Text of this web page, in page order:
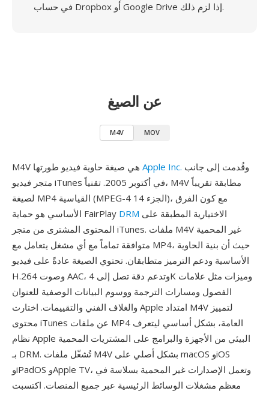
في حساب Dropbox أو Google Drive إذا لزم ذلك.
عن الصيغ
M4V MOV
Apple Inc.
متجر فيديو iTunes في أكتوبر 2005. تقنياً، M4V مطابقة تقريباً
لصيغة MP4 القياسية (MPEG-4 الجزء 14)، مع كون الفرق
الأساسي هو حماية FairPlay DRM
المحتوى المشترى من متجر iTunes. ملفات M4V غير المحمية
متوافقة تماماً مع أي مشغل يتعامل مع MP4، حيث أن بنية الحاوية
الأساسية ودعم الترميز متطابقان. تحتوي الصيغة عادةً على فيديو
H.264 وصوت AAC، وتدعم دقة تصل إلى 4K وميزات مثل علامات
الفصول ومسارات الترجمة ووسوم البيانات الوصفية للعنوان
والغلاف الفني والتقييمات. اختارت Apple امتداد M4V لتمييز
محتوى iTunes عن ملفات MP4 العامة، بشكل أساسي ليتعرف
نظام Apple البيئي من الأجهزة والبرامج على المشتريات المحمية
بـ DRM. تُشغّل ملفات M4V بشكل أصلي على macOS وiOS
وiPadOS وApple TV، وتعمل الإصدارات غير المحمية بسلاسة في
معظم مشغلات الوسائط الرئيسية عبر جميع المنصات. اكتسبت